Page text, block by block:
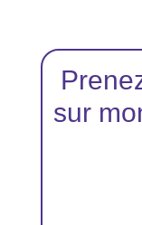
sur